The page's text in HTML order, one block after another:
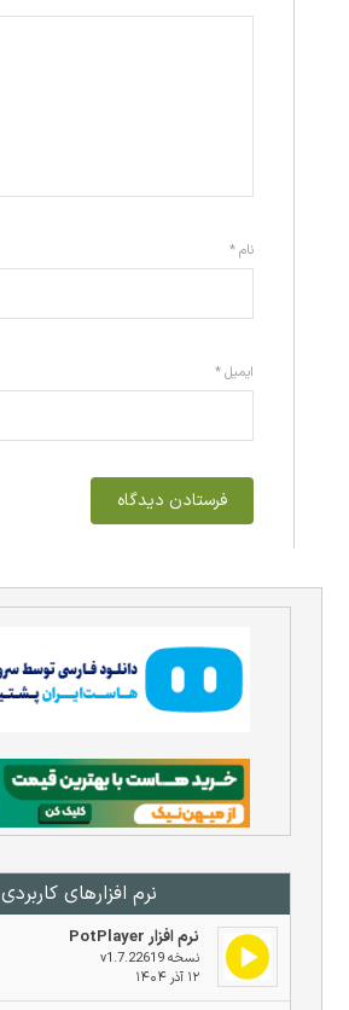
نرم افزار‌های کاربردی
نرم افزار PotPlayer
نسخه v1.7.22619
۱۲ آذر ۱۴۰۴
نام*
ایمیل*